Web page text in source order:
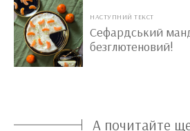
НАСТУПНИЙ ТЕКСТ
Сефардський
безглютеновий!
А почитайте